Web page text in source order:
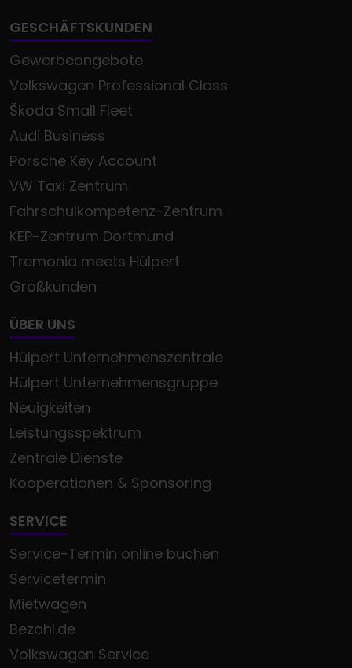
GESCHÄFTSKUNDEN
Gewerbeangebote
Volkswagen Professional Class
Škoda Small Fleet
Audi Business
Porsche Key Account
VW Taxi Zentrum
Fahrschulkompetenz-Zentrum
KEP-Zentrum Dortmund
Tremonia meets Hülpert
Großkunden
ÜBER UNS
Hülpert Unternehmenszentrale
Hülpert Unternehmensgruppe
Neuigkeiten
Leistungsspektrum
Zentrale Dienste
Kooperationen & Sponsoring
SERVICE
Service-Termin online buchen
Servicetermin
Mietwagen
Bezahl.de
Volkswagen Service